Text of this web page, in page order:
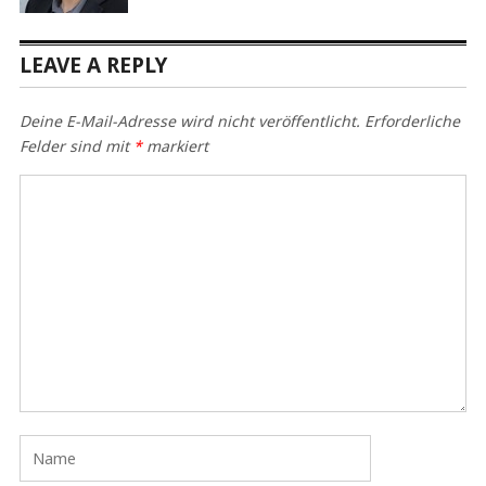
LEAVE A REPLY
Deine E-Mail-Adresse wird nicht veröffentlicht. Erforderliche
Felder sind mit *markiert